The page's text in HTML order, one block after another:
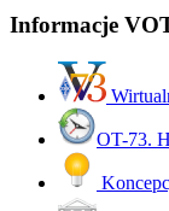
Informacje
OT-73.